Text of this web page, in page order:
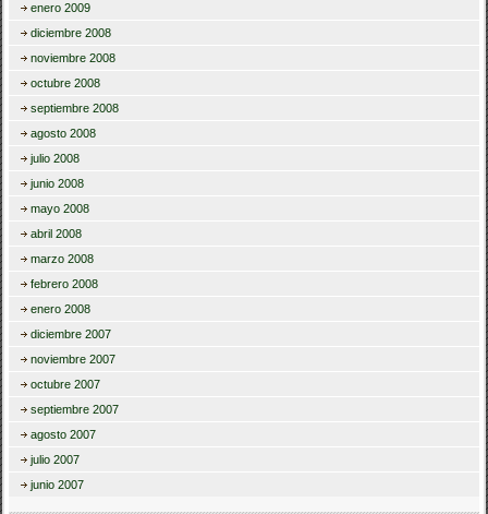
enero 2009
diciembre 2008
noviembre 2008
octubre 2008
septiembre 2008
agosto 2008
julio 2008
junio 2008
mayo 2008
abril 2008
marzo 2008
febrero 2008
enero 2008
diciembre 2007
noviembre 2007
octubre 2007
septiembre 2007
agosto 2007
julio 2007
junio 2007